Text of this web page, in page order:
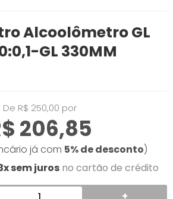
Alcoolômetro GL
GL 330MM
De R$ 250,00 por
206,85
já com 5% de desconto)
sem juros no cartão de crédito